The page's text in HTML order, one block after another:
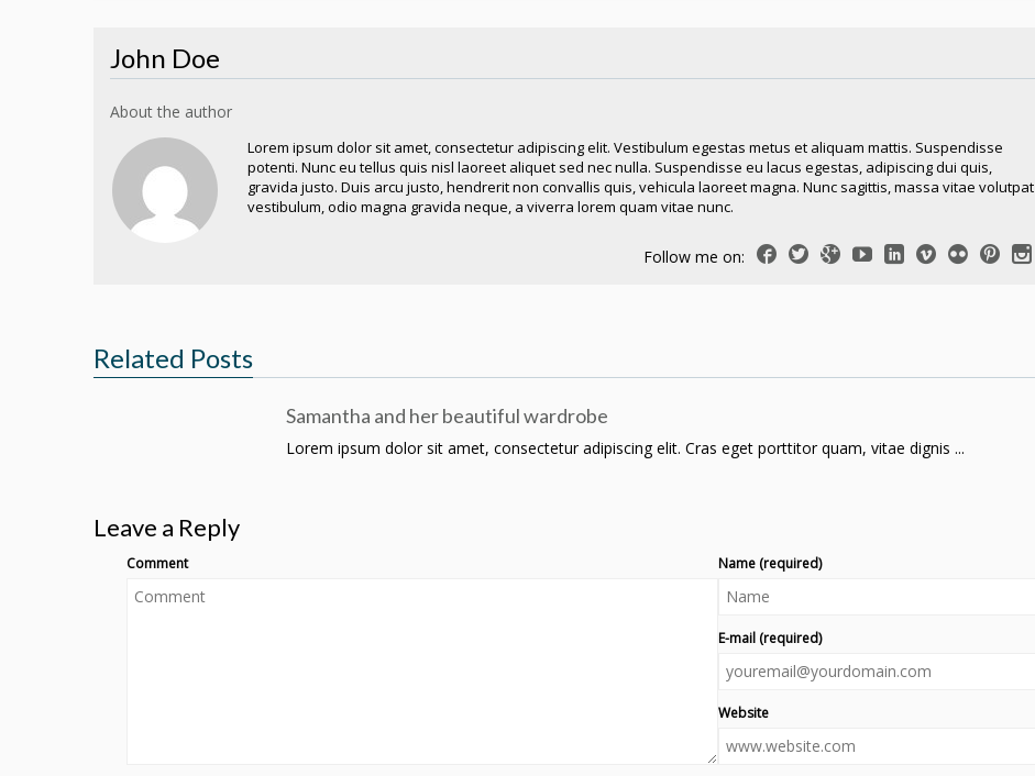
John Doe
About the author
Lorem ipsum dolor sit amet, consectetur adipiscing elit. Vestibulum egestas metus et aliquam mattis. Suspendisse
potenti. Nunc eu tellus quis nisl laoreet aliquet sed nec nulla. Suspendisse eu lacus egestas, adipiscing dui quis,
gravida justo. Duis arcu justo, hendrerit non convallis quis, vehicula laoreet magna. Nunc sagittis, massa vitae volutpat
vestibulum, odio magna gravida neque, a viverra lorem quam vitae nunc.
Follow me on:
Related Posts
Samantha and her beautiful wardrobe
Lorem ipsum dolor sit amet, consectetur adipiscing elit. Cras eget porttitor quam, vitae dignis ...
Leave a Reply
Comment Name (required)
E-mail (required)
Website